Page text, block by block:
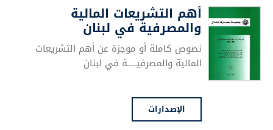
أهم التشريعات المالية
والمصرفية في لبنان
نصوص كاملة أو موجزة عن أهم التشريعات
المالية والمصرفيـــــة في لبنان
الإصدارات